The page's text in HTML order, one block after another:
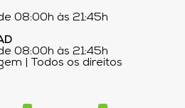
08:00h às 21:45h
08:00h às 21:45h
| Todos os direitos